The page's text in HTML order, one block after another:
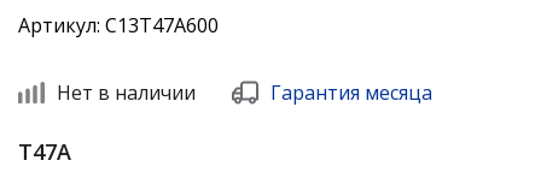
Артикул: C13T47A600
Нет в наличии Гарантия месяца
T47A